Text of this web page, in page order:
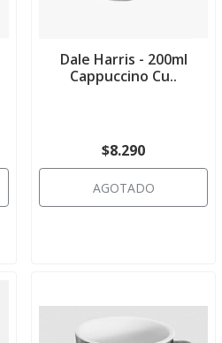
Dale Harris - 200ml
Cappuccino Cu..
$8.290
AGOTADO